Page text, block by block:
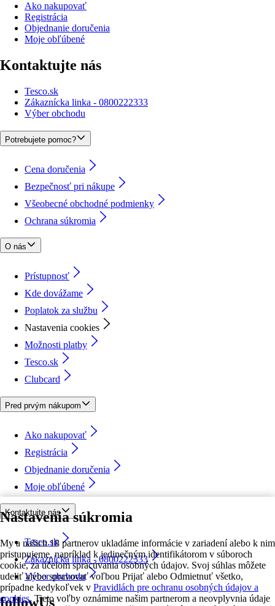
Nastavenia súkromia
My a našich 18 partnerov ukladáme informácie v zariadení alebo k nim
pristupujeme, napríklad k jedinečným identifikátorom v súboroch
cookie, za účelom spracúvania osobných údajov. Svoj súhlas môžete
udeliť alebo spravovať voľbou Prijať alebo Odmietnuť všetko,
prípadne kedykoľvek v Pravidlách pre ochranu osobných údajov a
cookies. Tieto voľby oznámime našim partnerom a neovplyvnia údaje
Ako nakupovať
Registrácia
Objednanie doručenia
Moje obľúbené
Kontaktujte nás
Tesco.sk
Zákaznícka linka - 0800222333
Výber obchodu
Potrebujete pomoc?
Cena doručenia
Bezpečnosť pri nákupe
Všeobecné obchodné podmienky
Ochrana súkromia
O nás
Prístupnosť
Kde dovážame
Poplatok za službu
Nastavenia cookies
Možnosti platby
Tesco.sk
Clubcard
Pred prvým nákupom
Ako nakupovať
Registrácia
Objednanie doručenia
Moje obľúbené
Kontaktujte nás
Tesco.sk
Zákaznícka linka - 0800222333
Výber obchodu
followUs